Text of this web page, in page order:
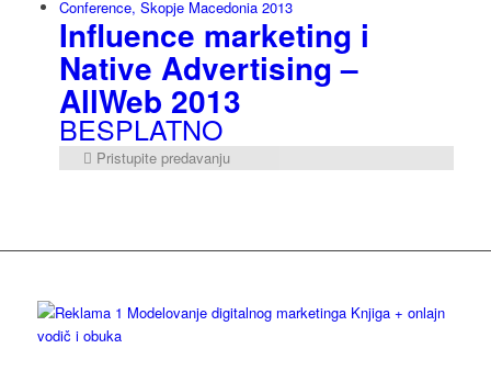
Influence marketing i
Native Advertising –
AllWeb 2013
BESPLATNO
Pristupite predavanju